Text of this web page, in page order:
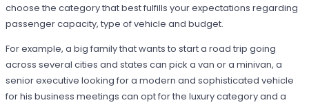
choose the category that best fulfills your expectations regarding
passenger capacity, type of vehicle and budget.
For example, a big family that wants to start a road trip going
across several cities and states can pick a van or a minivan, a
senior executive looking for a modern and sophisticated vehicle
for his business meetings can opt for the luxury category and a